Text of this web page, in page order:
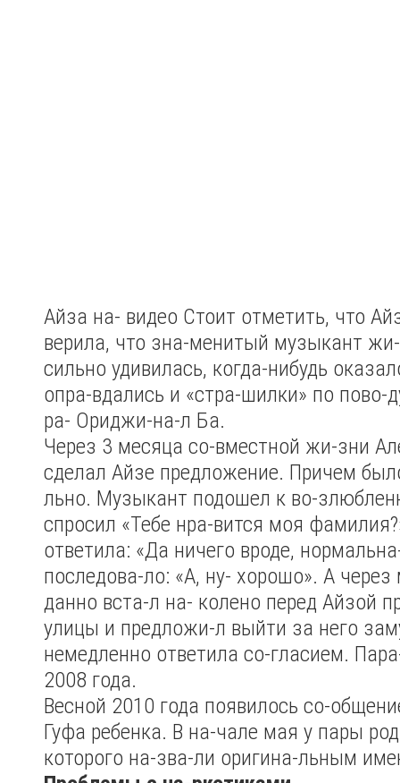
Айза на- видео Стоит отметить, что
верила, что зна-менитый музыкант
сильно удивилась, когда-нибудь
опра-вдались и «стра-шилки» по пово-
ра- Ориджи-на-л Ба.
Через 3 месяца со-вместной жи-зни
сделал Айзе предложение. Причем
льно. Музыкант подошел к во-
спросил «Тебе нра-вится моя
ответила: «Да ничего вроде,
последова-ло: «А, ну- хорошо». А
данно вста-л на- колено перед Айзой
улицы и предложи-л выйти за него
немедленно ответила со-гласием.
2008 года.
Весной 2010 года появилось со-
Гуфа ребенка. В на-чале мая у пары
которого на-зва-ли оригина-льным